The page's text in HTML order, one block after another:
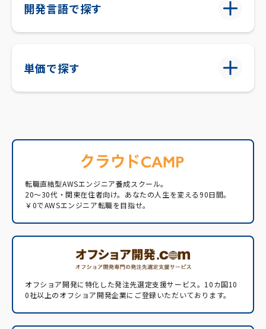
開発言語で探す
単価で探す
転職直結型AWSエンジニア養成スクール。
20〜30代・関東在住者向け。あなたの人生を変える90日間。
￥0でAWSエンジニア転職を目指せ。
オフショア開発に特化した発注先選定支援サービス。 10カ国10
0社以上のオフショア開発企業にご登録いただいております。